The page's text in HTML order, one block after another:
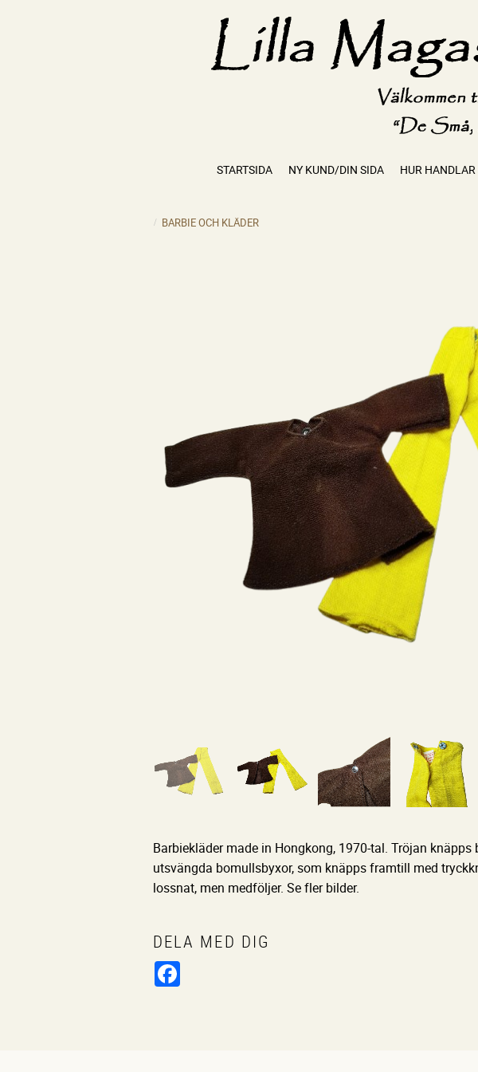
STARTSIDA NY KUND/DIN SIDA HUR
BARBIE OCH KLÄDER
Barbiekläder made in Hongkong, 1970-tal. Tröjan
utsvängda bomullsbyxor, som knäpps framtill med
lossnat, men medföljer. Se fler bilder.
DELA MED DIG